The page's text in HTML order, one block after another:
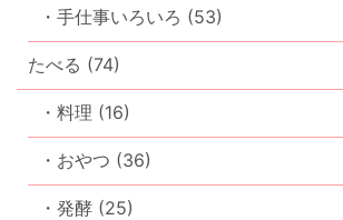
・手仕事いろいろ (53)
たべる (74)
・料理 (16)
・おやつ (36)
・発酵 (25)